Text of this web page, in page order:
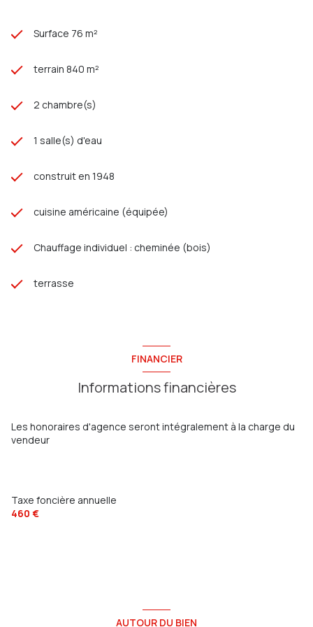
RCS AMIENS 803 971 555 CP 8001 2016 000 013 261
Surface 76 m²
terrain 840 m²
2 chambre(s)
1 salle(s) d'eau
construit en 1948
cuisine américaine (équipée)
Chauffage individuel : cheminée (bois)
terrasse
FINANCIER
Informations financières
Les honoraires d'agence seront intégralement à la charge du
vendeur
Taxe foncière annuelle
460 €
AUTOUR DU BIEN